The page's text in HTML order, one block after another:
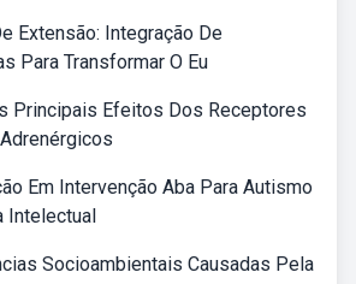
Extensão: Integração De
Para Transformar O Eu
Principais Efeitos Dos Receptores
Em Intervenção Aba Para Autismo
Intelectual
Socioambientais Causadas Pela